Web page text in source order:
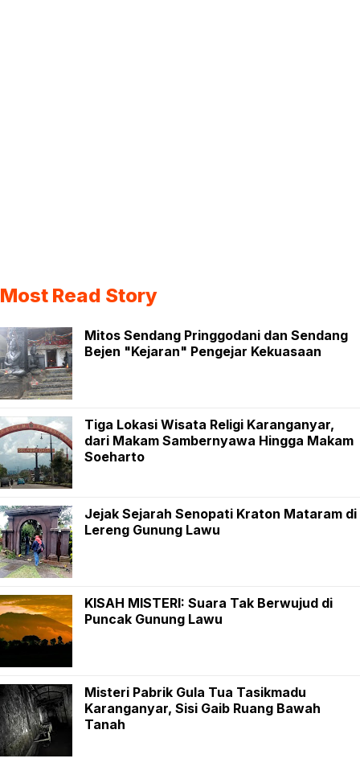
Most Read Story
Mitos Sendang Pringgodani dan Sendang
Bejen "Kejaran" Pengejar Kekuasaan
Tiga Lokasi Wisata Religi Karanganyar,
dari Makam Sambernyawa Hingga Makam
Soeharto
Jejak Sejarah Senopati Kraton Mataram di
Lereng Gunung Lawu
KISAH MISTERI: Suara Tak Berwujud di
Puncak Gunung Lawu
Misteri Pabrik Gula Tua Tasikmadu
Karanganyar, Sisi Gaib Ruang Bawah
Tanah